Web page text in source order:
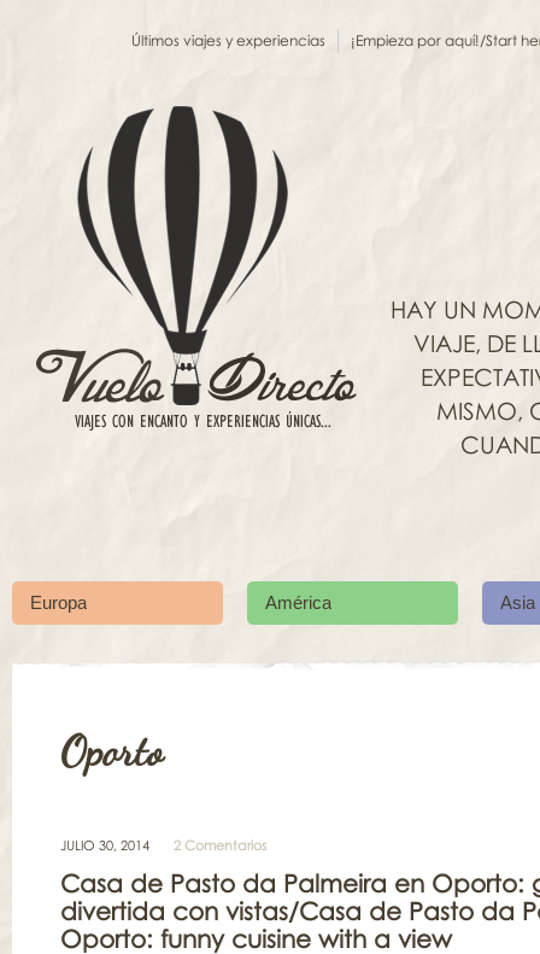
Últimos viajes y experiencias ¡Empieza por aquí!/Start
HAY UN
VIAJE, DE
MISMO,
Europa América Asia
Oporto
JULIO 30, 2014 2 Comentarios
Casa de Pasto da Palmeira en Oporto:
divertida con vistas/Casa de Pasto da
Oporto: funny cuisine with a view